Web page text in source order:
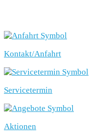
Kontakt/Anfahrt
Servicetermin
Aktionen